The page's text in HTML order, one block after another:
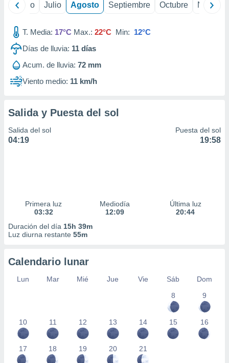
Junio Julio Agosto Septiembre Octubre
T. Media: 17°C Max.: 22°C Min: 12°C
Días de lluvia: 11 días
Acum. de lluvia: 72 mm
Viento medio: 11 km/h
Salida y Puesta del sol
Salida del sol
04:19
Puesta del sol
19:58
Primera luz
03:32
Mediodía
12:09
Última luz
20:44
Duración del día 15h 39m
Luz diurna restante 55m
Calendario lunar
Lun Mar Mié Jue Vie Sáb
Dom
8
9
10 11 12 13 14 15 16
17 18 19 20 21